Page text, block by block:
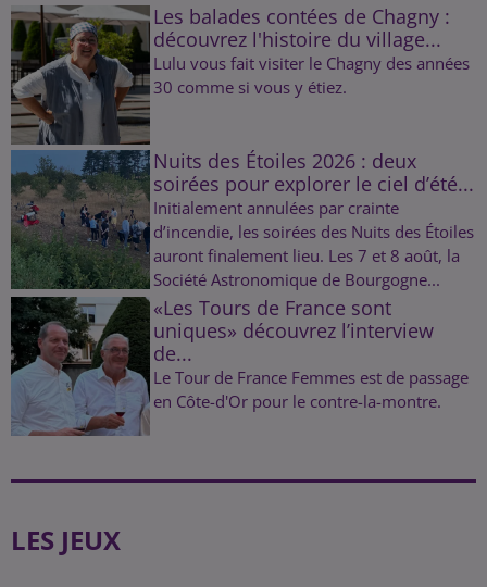
Les balades contées de Chagny :
découvrez l'histoire du village...
Lulu vous fait visiter le Chagny des années
30 comme si vous y étiez.
Nuits des Étoiles 2026 : deux
soirées pour explorer le ciel d’été...
Initialement annulées par crainte
d’incendie, les soirées des Nuits des Étoiles
auront finalement lieu. Les 7 et 8 août, la
Société Astronomique de Bourgogne...
«Les Tours de France sont
uniques» découvrez l’interview
de...
Le Tour de France Femmes est de passage
en Côte-d'Or pour le contre-la-montre.
LES JEUX